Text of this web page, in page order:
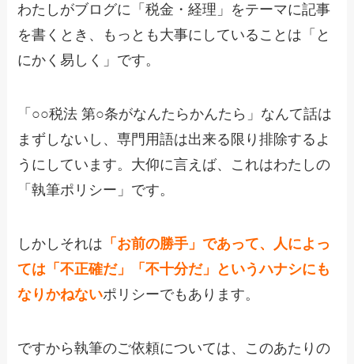
わたしがブログに「税金・経理」をテーマに記事
を書くとき、もっとも大事にしていることは「と
にかく易しく」です。
「○○税法 第○条がなんたらかんたら」なんて話は
まずしないし、専門用語は出来る限り排除するよ
うにしています。大仰に言えば、これはわたしの
「執筆ポリシー」です。
しかしそれは 「お前の勝手」であって、人によっ
ては「不正確だ」「不十分だ」というハナシにも
なりかねないポリシーでもあります。
ですから執筆のご依頼については、このあたりの